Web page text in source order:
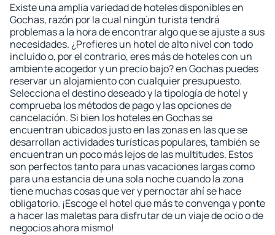
Existe una amplia variedad de hoteles disponibles en
Gochas, razón por la cual ningún turista tendrá
problemas a la hora de encontrar algo que se ajuste a sus
necesidades. ¿Prefieres un hotel de alto nivel con todo
incluido o, por el contrario, eres más de hoteles con un
ambiente acogedor y un precio bajo? en Gochas puedes
reservar un alojamiento con cualquier presupuesto.
Selecciona el destino deseado y la tipología de hotel y
comprueba los métodos de pago y las opciones de
cancelación. Si bien los hoteles en Gochas se
encuentran ubicados justo en las zonas en las que se
desarrollan actividades turísticas populares, también se
encuentran un poco más lejos de las multitudes. Estos
son perfectos tanto para unas vacaciones largas como
para una estancia de una sola noche cuando la zona
tiene muchas cosas que ver y pernoctar ahí se hace
obligatorio. ¡Escoge el hotel que más te convenga y ponte
a hacer las maletas para disfrutar de un viaje de ocio o de
negocios ahora mismo!